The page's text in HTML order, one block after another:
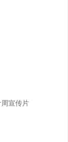
宣传片